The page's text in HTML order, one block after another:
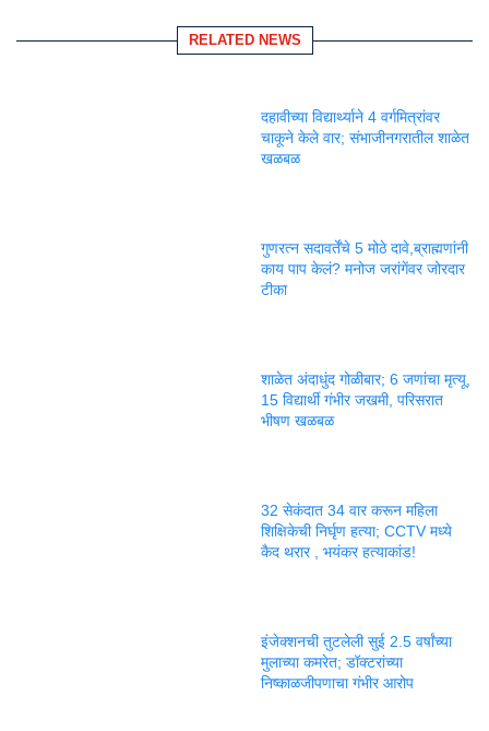
RELATED NEWS
दहावीच्या विद्यार्थ्याने 4 वर्गमित्रांवर
चाकूने केले वार; संभाजीनगरातील शाळेत
खळबळ
गुणरत्न सदावर्तेंचे 5 मोठे दावे,ब्राह्मणांनी
काय पाप केलं? मनोज जरांगेंवर जोरदार
टीका
शाळेत अंदाधुंद गोळीबार; 6 जणांचा मृत्यू,
15 विद्यार्थी गंभीर जखमी, परिसरात
भीषण खळबळ
32 सेकंदात 34 वार करून महिला
शिक्षिकेची निर्घृण हत्या; CCTV मध्ये
कैद थरार , भयंकर हत्याकांड!
इंजेक्शनची तुटलेली सुई 2.5 वर्षांच्या
मुलाच्या कमरेत; डॉक्टरांच्या
निष्काळजीपणाचा गंभीर आरोप